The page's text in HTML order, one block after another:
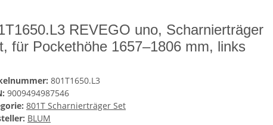
REVEGO uno, Scharnierträger
für Pockethöhe 1657–1806 mm, links
801T1650.L3
9009494987546
801T Scharnierträger Set
BLUM